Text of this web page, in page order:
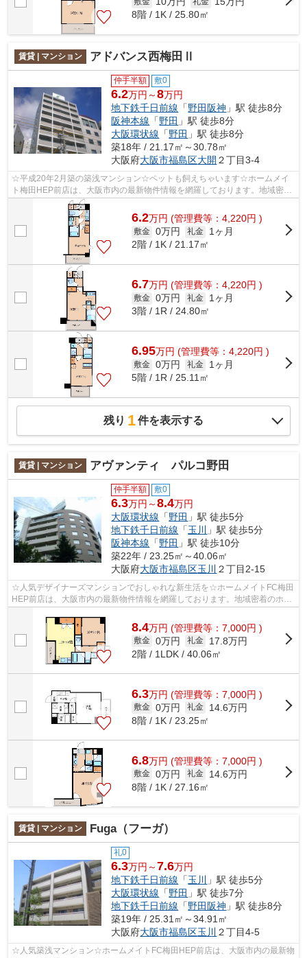
8階 / 1K / 25.80㎡
賃貸 | マンション アドバンス西梅田Ⅱ
仲手半額 敷0
6.2万円～8万円
地下鉄千日前線 「野田阪神 」駅 徒歩8分
阪神本線 「野田 」駅 徒歩8分
大阪環状線 「野田 」駅 徒歩8分
築18年 / 21.17㎡～30.78㎡
大阪府大阪市福島区大開 ２丁目3-4
☆平成20年2月築の築浅マンション☆ペットも飼えちゃいます☆ホームメイ
ト梅田HEP前店は、大阪市内の最新物件情報を網羅しております。地域密着
のホームメイト梅田HEP前店だからできるお...
6.2万円 (管理費等：4,220円 )
敷金 0万円 礼金
1ヶ月
2階 / 1K / 21.17㎡
6.7万円 (管理費等：4,220円 )
敷金 0万円 礼金
1ヶ月
3階 / 1R / 24.80㎡
6.95万円 (管理費等：4,220円 )
敷金 0万円 礼金
1ヶ月
5階 / 1R / 25.11㎡
残り 1件を表示する
賃貸 | マンション アヴァンティ パルコ野田
仲手半額 敷0
6.3万円～8.4万円
大阪環状線 「野田 」駅 徒歩5分
地下鉄千日前線 「玉川
」駅 徒歩5分
阪神本線 「野田 」駅 徒歩10分
築22年 / 23.25㎡～40.06㎡
大阪府大阪市福島区玉川 ２丁目2-15
☆人気デザイナーズマンションでおしゃれな新生活を☆ホームメイトFC梅田
HEP前店は、大阪市内の最新物件情報を網羅しております。地域密着のホー
8.4万円 (管理費等：7,000円 )
敷金 0万円 礼金
17.8万円
2階 / 1LDK / 40.06㎡
6.3万円 (管理費等：7,000円 )
敷金 0万円 礼金
14.6万円
8階 / 1K / 23.25㎡
6.8万円 (管理費等：7,000円 )
敷金 0万円 礼金
14.6万円
8階 / 1K / 27.16㎡
賃貸 | マンション Fuga（フーガ）
礼0
6.3万円～7.6万円
地下鉄千日前線 「玉川
」駅 徒歩5分
大阪環状線 「野田 」駅 徒歩7分
地下鉄千日前線 「野田阪神 」駅 徒歩8分
築19年 / 25.31㎡～34.91㎡
大阪府大阪市福島区玉川 ２丁目4-5
☆人気築浅マンション☆ホームメイトFC梅田HEP前店は、大阪市内の最新物